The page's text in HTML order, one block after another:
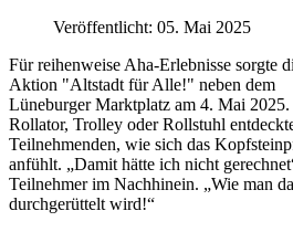
Veröffentlicht: 05. Mai 2025
Für reihenweise Aha-Erlebnisse sorgte
Aktion "Altstadt für Alle!" neben dem
Lüneburger Marktplatz am 4. Mai
Rollator, Trolley oder Rollstuhl
Teilnehmenden, wie sich das
anfühlt. „Damit hätte ich nicht
Teilnehmer im Nachhinein. „Wie man da
durchgerüttelt wird!“